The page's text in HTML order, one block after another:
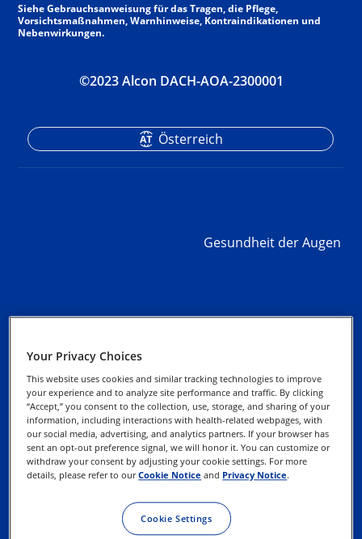
Siehe Gebrauchsanweisung für das Tragen, die Pflege,
Vorsichtsmaßnahmen, Warnhinweise, Kontraindikationen und
Nebenwirkungen.
©2023 Alcon DACH-AOA-2300001
Gesundheit der Augen
Academy
Media Datenbank
EasyOnline
Kontaktieren Sie uns
Österreich
Cookie-Hinweis
Ihre Datenschutz-
Rechte
Nutzungs-bedingungen
Your Privacy Choices
This website uses cookies and similar tracking technologies to improve
your experience and to analyze site performance and traffic. By clicking
“Accept,” you consent to the collection, use, storage, and sharing of your
information, including interactions with health-related webpages, with
our social media, advertising, and analytics partners. If your browser has
sent an opt-out preference signal, we will honor it. You can customize or
withdraw your consent by adjusting your cookie settings. For more
details, please refer to ourCookie Notice and Privacy Notice.
Cookie Settings